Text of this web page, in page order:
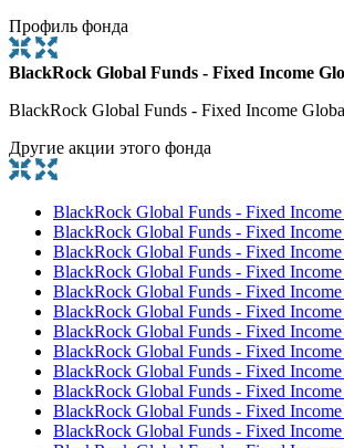
Профиль фонда
BlackRock Global Funds - Fixed Income
BlackRock Global Funds - Fixed Income
Другие акции этого фонда
BlackRock Global Funds - Fixed
BlackRock Global Funds - Fixed
BlackRock Global Funds - Fixed
BlackRock Global Funds - Fixed
BlackRock Global Funds - Fixed
BlackRock Global Funds - Fixed
BlackRock Global Funds - Fixed
BlackRock Global Funds - Fixed
BlackRock Global Funds - Fixed
BlackRock Global Funds - Fixed
BlackRock Global Funds - Fixed
BlackRock Global Funds - Fixed